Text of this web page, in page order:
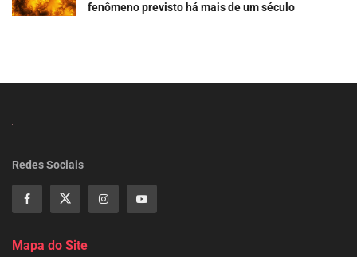
fenômeno previsto há mais de um século
Redes Sociais
Mapa do Site